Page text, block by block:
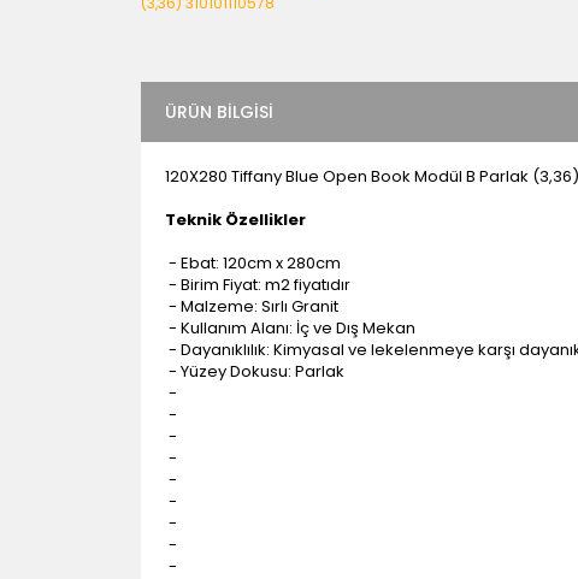
ÜRÜN BILGISI
120X280 Tiffany Blue Open Book Modül B Parlak (3,36)
Teknik Özellikler
- Ebat: 120cm x 280cm
- Birim Fiyat: m2 fiyatıdır
- Malzeme: Sırlı Granit
- Kullanım Alanı: İç ve Dış Mekan
- Dayanıklılık: Kimyasal ve lekelenmeye karşı
- Yüzey Dokusu: Parlak
-
-
-
-
-
-
-
-
-